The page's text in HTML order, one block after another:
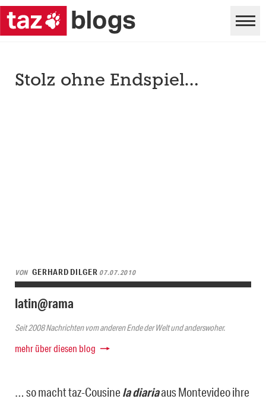
Stolz ohne Endspiel…
VON GERHARD DILGER 07.07.2010
latin@rama
Seit 2008 Nachrichten vom anderen Ende der Welt und anderswoher.
mehr über diesen blog
… so macht taz-Cousinela diariaaus Montevideo ihre